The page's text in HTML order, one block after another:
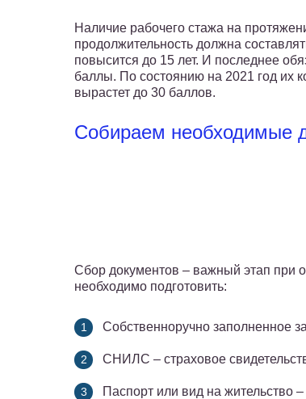
Наличие рабочего стажа на
продолжительность должна
повысится до 15 лет. И последнее
баллы. По состоянию на 2021 год их
вырастет до 30 баллов.
Собираем необходимые
Сбор документов – важный этап
необходимо подготовить:
Собственноручно заполненное
СНИЛС – страховое
Паспорт или вид на жительство